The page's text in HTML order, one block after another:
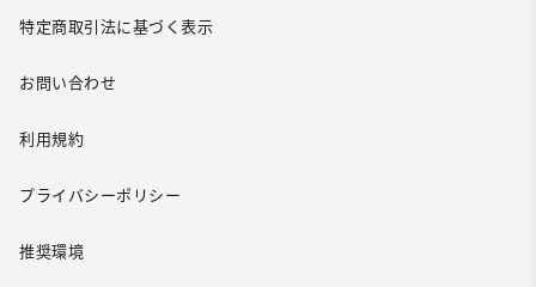
特定商取引法に基づく表示
お問い合わせ
利用規約
プライバシーポリシー
推奨環境